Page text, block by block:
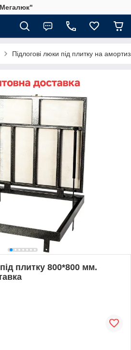
Підлогові люки під плитку на
плитку 800*800 мм.